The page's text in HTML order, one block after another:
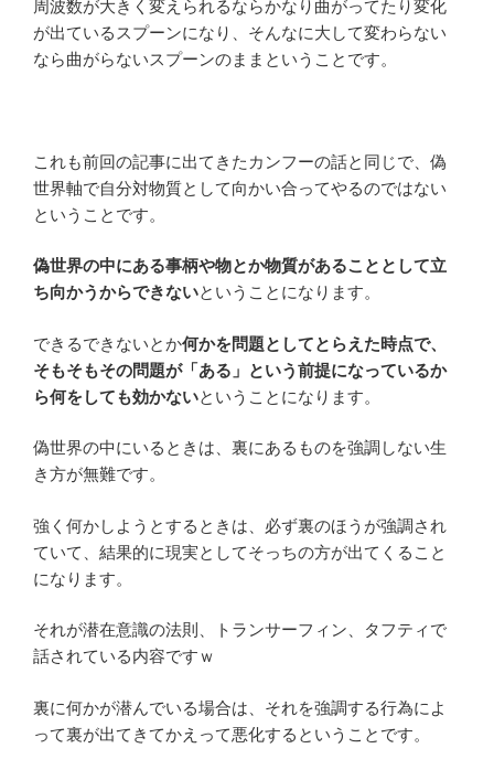
周波数が大きく変えられるならかなり曲がってたり変化
が出ているスプーンになり、そんなに大して変わらない
なら曲がらないスプーンのままということです。
これも前回の記事に出てきたカンフーの話と同じで、偽
世界軸で自分対物質として向かい合ってやるのではない
ということです。
偽世界の中にある事柄や物とか物質があることとして立
ち向かうからできないということになります。
できるできないとか何かを問題としてとらえた時点で、
そもそもその問題が「ある」という前提になっているか
ら何をしても効かないということになります。
偽世界の中にいるときは、裏にあるものを強調しない生
き方が無難です。
強く何かしようとするときは、必ず裏のほうが強調され
ていて、結果的に現実としてそっちの方が出てくること
になります。
それが潜在意識の法則、トランサーフィン、タフティで
話されている内容ですｗ
裏に何かが潜んでいる場合は、それを強調する行為によ
って裏が出てきてかえって悪化するということです。